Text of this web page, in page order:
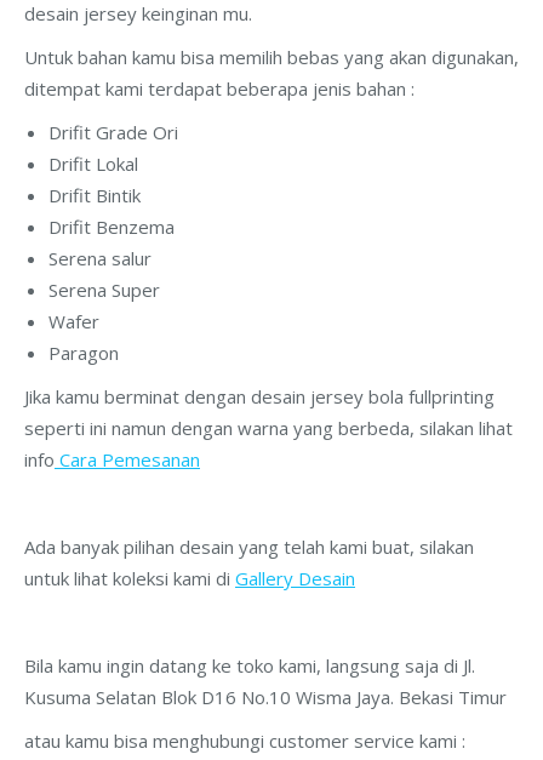
desain jersey keinginan mu.
Untuk bahan kamu bisa memilih bebas yang akan digunakan,
ditempat kami terdapat beberapa jenis bahan :
Drifit Grade Ori
Drifit Lokal
Drifit Bintik
Drifit Benzema
Serena salur
Serena Super
Wafer
Paragon
Jika kamu berminat dengan desain jersey bola fullprinting
seperti ini namun dengan warna yang berbeda, silakan lihat
info Cara Pemesanan
Ada banyak pilihan desain yang telah kami buat, silakan
untuk lihat koleksi kami di Gallery Desain
Bila kamu ingin datang ke toko kami, langsung saja di Jl.
Kusuma Selatan Blok D16 No.10 Wisma Jaya. Bekasi Timur
atau kamu bisa menghubungi customer service kami :